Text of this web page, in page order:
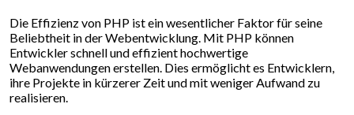
Die Effizienz von PHP ist ein wesentlicher Faktor für seine
Beliebtheit in der Webentwicklung. Mit PHP können
Entwickler schnell und effizient hochwertige
Webanwendungen erstellen. Dies ermöglicht es Entwicklern,
ihre Projekte in kürzerer Zeit und mit weniger Aufwand zu
realisieren.